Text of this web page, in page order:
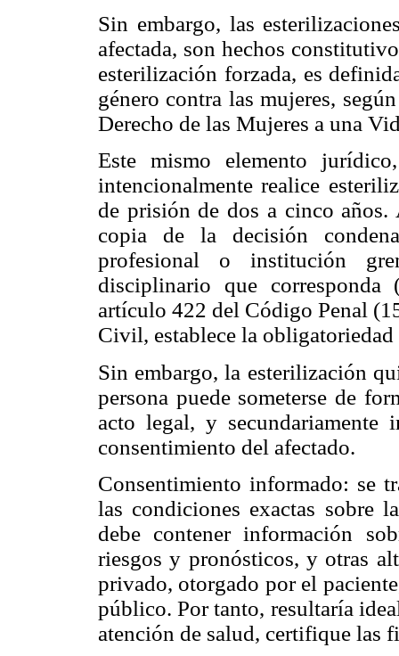
Sin embargo, las
afectada, son hechos
esterilización forzada, es
género contra las mujeres,
Derecho de las Mujeres a una
Este mismo elemento
intencionalmente realice
de prisión de dos a cinco
copia de la decisión
profesional o institución
disciplinario que
artículo 422 del Código Penal
Civil, establece la
Sin embargo, la esterilización
persona puede someterse de
acto legal, y secundariamente
consentimiento del afectado.
Consentimiento informado: se
las condiciones exactas sobre
debe contener información
riesgos y pronósticos, y otras
privado, otorgado por el
público. Por tanto, resultaría
atención de salud, certifique las